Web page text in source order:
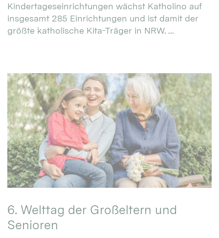
Kindertageseinrichtungen wächst Katholino auf
insgesamt 285 Einrichtungen und ist damit der
größte katholische Kita-Träger in NRW. ...
6. Welttag der Großeltern und
Senioren